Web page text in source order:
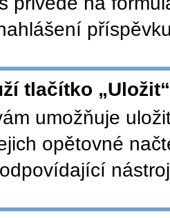
tlačítko
umožňuje
opětovné